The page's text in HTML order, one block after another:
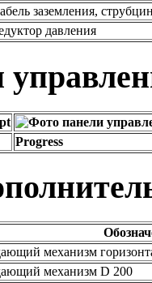
заземления,
давления
Progress
механизм
механизм D 200